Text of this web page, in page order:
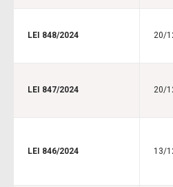
LEI 848/2024 20/
LEI 847/2024 20/
LEI 846/2024 13/